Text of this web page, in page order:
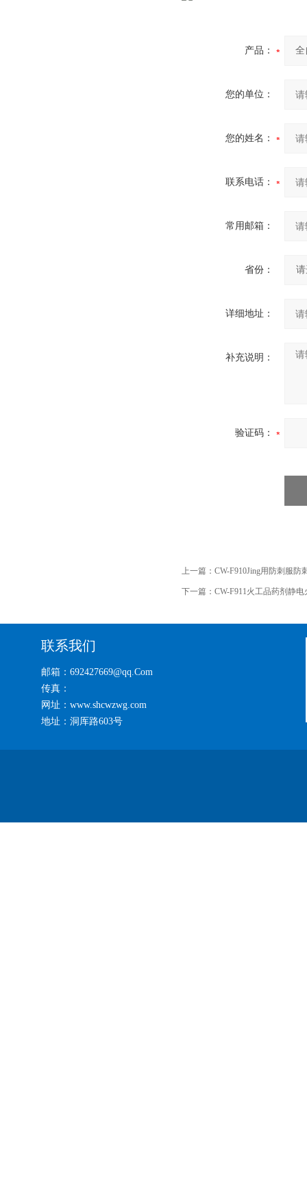
产品：
您的单位：
您的姓名：
联系电话：
常用邮箱：
省份：
详细地址：
补充说明：
验证码：
上一篇： CW-F910Jing用防刺服防
下一篇： CW-F911火工品药剂静
联系我们
邮箱：692427669@qq.Com
传真：
网址：www.shcwzwg.com
地址：洞厍路603号